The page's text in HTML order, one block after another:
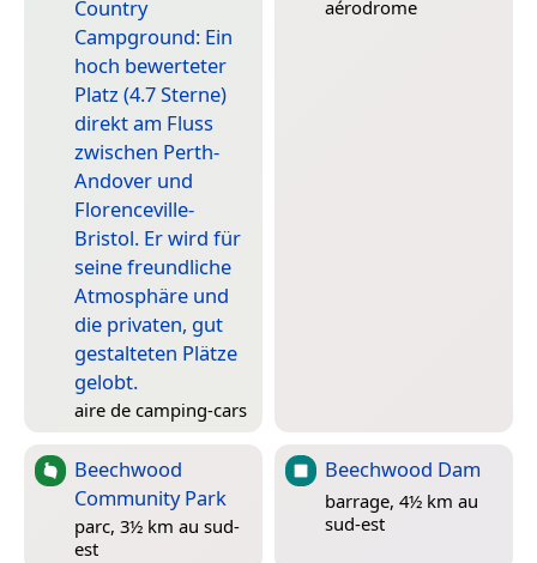
Country
Campground: Ein
hoch bewerteter
Platz (4.7 Sterne)
direkt am Fluss
zwischen Perth-
Andover und
Florenceville-
Bristol. Er wird für
seine freundliche
Atmosphäre und
die privaten, gut
gestalteten Plätze
gelobt.
aire de camping-cars
aérodrome
Beechwood
Community Park
parc, 3½ km au sud-
est
Beechwood Dam
barrage, 4½ km au
sud-est